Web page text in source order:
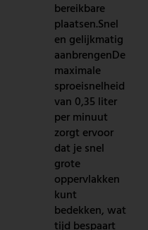
bereikbare
plaatsen.Snel
en gelijkmatig
aanbrengenDe
maximale
sproeisnelheid
van 0,35 liter
per minuut
zorgt ervoor
dat je snel
grote
oppervlakken
kunt
bedekken, wat